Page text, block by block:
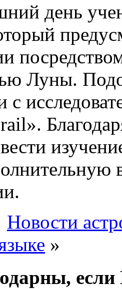
день
Луны.
с
Новости
»
если